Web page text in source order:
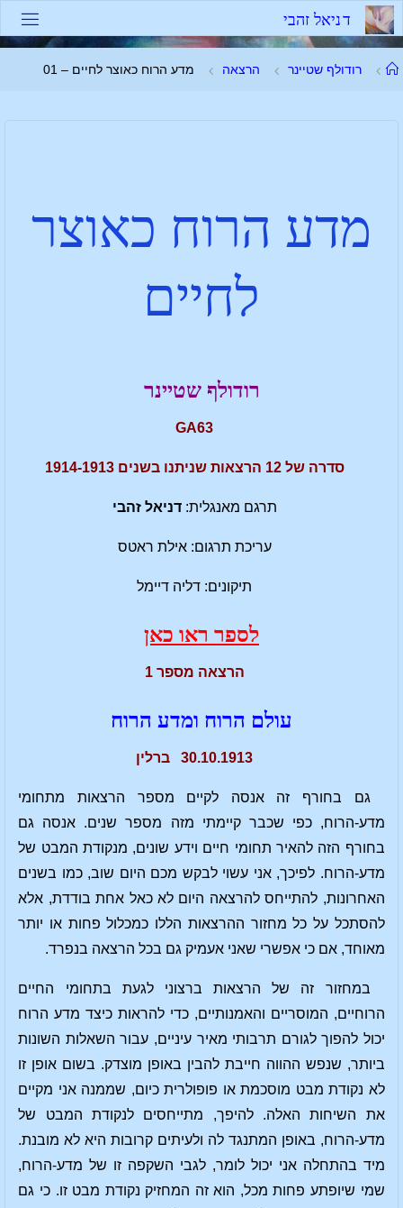
דניאל זהבי
רודולף שטיינר הרצאה מדע הרוח כאוצר לחיים – 01
מדע הרוח כאוצר
לחיים
רודולף שטיינר
GA63
סדרה של 12 הרצאות שניתנו בשנים 1914-1913
תרגם מאנגלית: דניאל זהבי
עריכת תרגום: אילת ראטס
תיקונים: דליה דיימל
לספר ראו כאן
הרצאה מספר 1
עולם הרוח ומדע הרוח
30.10.1913 ברלין
גם בחורף זה אנסה לקיים מספר הרצאות מתחומי
מדע-הרוח, כפי שכבר קיימתי מזה מספר שנים. אנסה גם
בחורף הזה להאיר תחומי חיים וידע שונים, מנקודת המבט של
מדע-הרוח. לפיכך, אני עשוי לבקש מכם היום שוב, כמו בשנים
האחרונות, להתייחס להרצאה היום לא כאל אחת בודדת, אלא
להסתכל על כל מחזור ההרצאות הללו כמכלול פחות או יותר
מאוחד, אם כי אפשרי שאני אעמיק גם בכל הרצאה בנפרד.
במחזור זה של הרצאות ברצוני לגעת בתחומי החיים
הרוחיים, המוסריים והאמנותיים, כדי להראות כיצד מדע הרוח
יכול להפוך לגורם תרבותי מאיר עיניים, עבור השאלות השונות
ביותר, שנפש ההווה חייבת להבין באופן מוצדק. בשום אופן זו
לא נקודת מבט מוסכמת או פופולרית כיום, שממנה אני מקיים
את השיחות האלה. להיפך, מתייחסים לנקודת המבט של
מדע-הרוח, באופן המתנגד לה ולעיתים קרובות היא לא מובנת.
מיד בהתחלה אני יכול לומר, לגבי השקפה זו של מדע-הרוח,
שמי שיופתע פחות מכל, הוא זה המחזיק נקודת מבט זו. כי גם